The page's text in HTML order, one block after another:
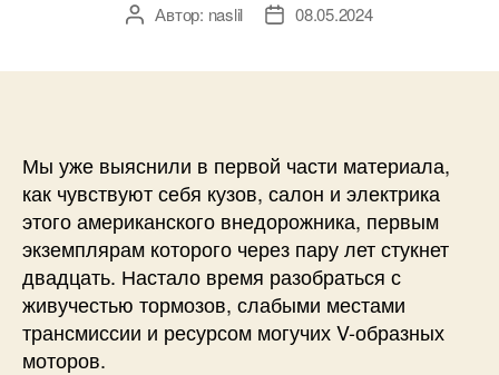
АвторАвтор: naslil
Дата08.05.2024
Мы уже выяснили в первой части материала,
как чувствуют себя кузов, салон и электрика
этого американского внедорожника, первым
экземплярам которого через пару лет стукнет
двадцать. Настало время разобраться с
живучестью тормозов, слабыми местами
трансмиссии и ресурсом могучих V-образных
моторов.